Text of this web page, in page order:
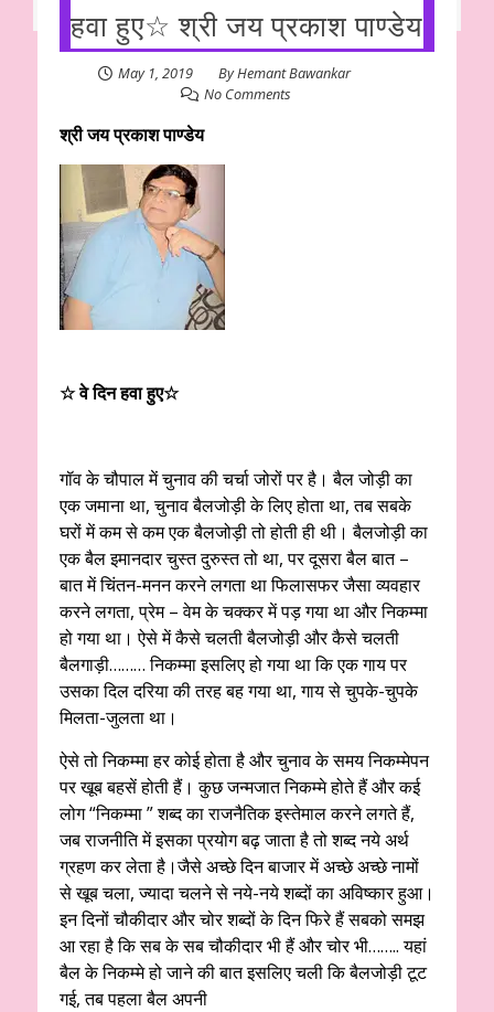
हवा हुए☆ श्री जय प्रकाश पाण्डेय
May 1, 2019 ByHemant Bawankar
No Comments
श्री जय प्रकाश पाण्डेय
☆ वे दिन हवा हुए☆
गॉव के चौपाल में चुनाव की चर्चा जोरों पर है। बैल जोड़ी का
एक जमाना था, चुनाव बैलजोड़ी के लिए होता था, तब सबके
घरों में कम से कम एक बैलजोड़ी तो होती ही थी। बैलजोड़ी का
एक बैल इमानदार चुस्त दुरुस्त तो था, पर दूसरा बैल बात –
बात में चिंतन-मनन करने लगता था फिलासफर जैसा व्यवहार
करने लगता, प्रेम – वेम के चक्कर में पड़ गया था और निकम्मा
हो गया था। ऐसे में कैसे चलती बैलजोड़ी और कैसे चलती
बैलगाड़ी……… निकम्मा इसलिए हो गया था कि एक गाय पर
उसका दिल दरिया की तरह बह गया था, गाय से चुपके-चुपके
मिलता-जुलता था।
ऐसे तो निकम्मा हर कोई होता है और चुनाव के समय निकम्मेपन
पर खूब बहसें होती हैं। कुछ जन्मजात निकम्मे होते हैं और कई
लोग “निकम्मा ” शब्द का राजनैतिक इस्तेमाल करने लगते हैं,
जब राजनीति में इसका प्रयोग बढ़ जाता है तो शब्द नये अर्थ
ग्रहण कर लेता है।जैसे अच्छे दिन बाजार में अच्छे अच्छे नामों
से खूब चला, ज्यादा चलने से नये-नये शब्दों का अविष्कार हुआ।
इन दिनों चौकीदार और चोर शब्दों के दिन फिरे हैं सबको समझ
आ रहा है कि सब के सब चौकीदार भी हैं और चोर भी…….. यहां
बैल के निकम्मे हो जाने की बात इसलिए चली कि बैलजोड़ी टूट
गई, तब पहला बैल अपनी